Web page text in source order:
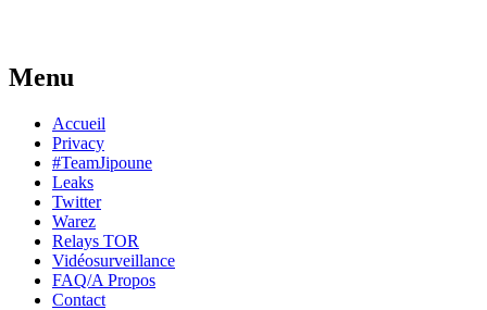
Menu
Skip
content
Accueil
Privacy
#TeamJipoune
Leaks
Twitter
Warez
Relays TOR
Vidéosurveillance
FAQ/A Propos
Contact